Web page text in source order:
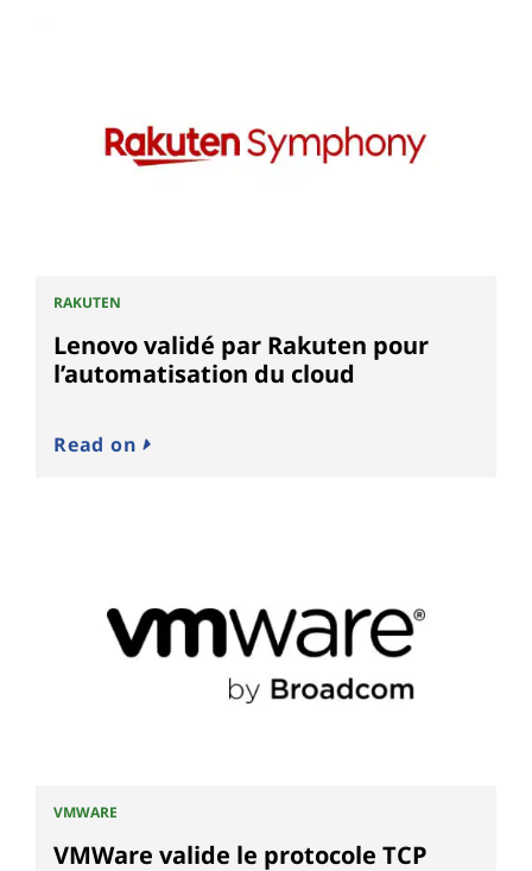
RAKUTEN
Lenovo validé par Rakuten pour
l’automatisation du cloud
Read on
VMWARE
VMWare valide le protocole TCP